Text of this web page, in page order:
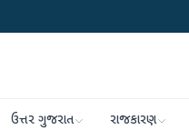
ઉત્તર ગુજરાત રાજકારણ